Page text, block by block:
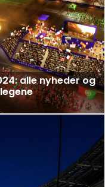
alle nyheder og